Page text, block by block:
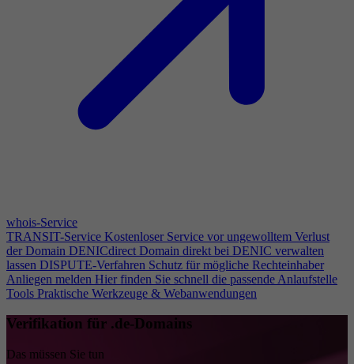
whois-Service
TRANSIT-Service Kostenloser Service vor ungewolltem Verlust
der Domain DENICdirect Domain direkt bei DENIC verwalten
lassen DISPUTE-Verfahren Schutz für mögliche Rechteinhaber
Anliegen melden Hier finden Sie schnell die passende Anlaufstelle
Tools Praktische Werkzeuge & Webanwendungen
Verifikation für .de-Domains
Das müssen Sie tun